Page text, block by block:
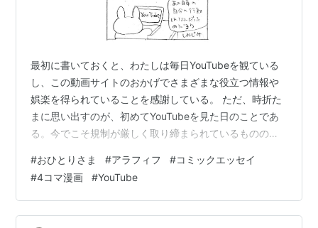
最初に書いておくと、わたしは毎日YouTubeを観ている
し、この動画サイトのおかげでさまざまな役立つ情報や
娯楽を得られていることを感謝している。 ただ、時折た
まに思い出すのが、初めてYouTubeを見た日のことであ
る。今でこそ規制が厳しく取り締まられているものの、
ずいと思ってその場は閉じたが、著名人がチャンネルを
持つほどのサイトになるとは、その頃は考えもしなかっ
た。 YouTubeが大きくなったのは、誰でも無料で動画を
アップできるサービスというのが当時は画期的だったか
#おひとりさま #アラフィフ #コミックエッセイ
#4コマ漫画 #YouTube